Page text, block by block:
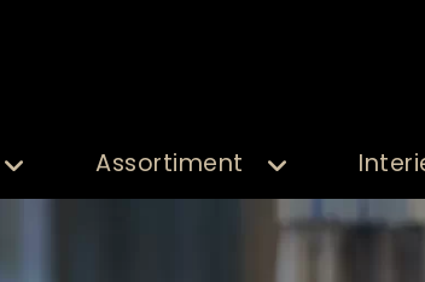
Assortiment